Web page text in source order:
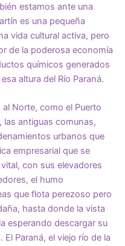
estamos ante una
es una pequeña
vida cultural activa, pero
de la poderosa economía
químicos generados
altura del Río Paraná.
Norte, como el Puerto
las antiguas comunas,
urbanos que
empresarial que se
con sus elevadores
el humo
que flota perezoso pero
hasta donde la vista
esperando descargar su
Paraná, el viejo río de la